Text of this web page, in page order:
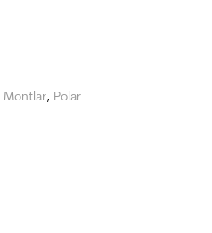
Montlar, Polar